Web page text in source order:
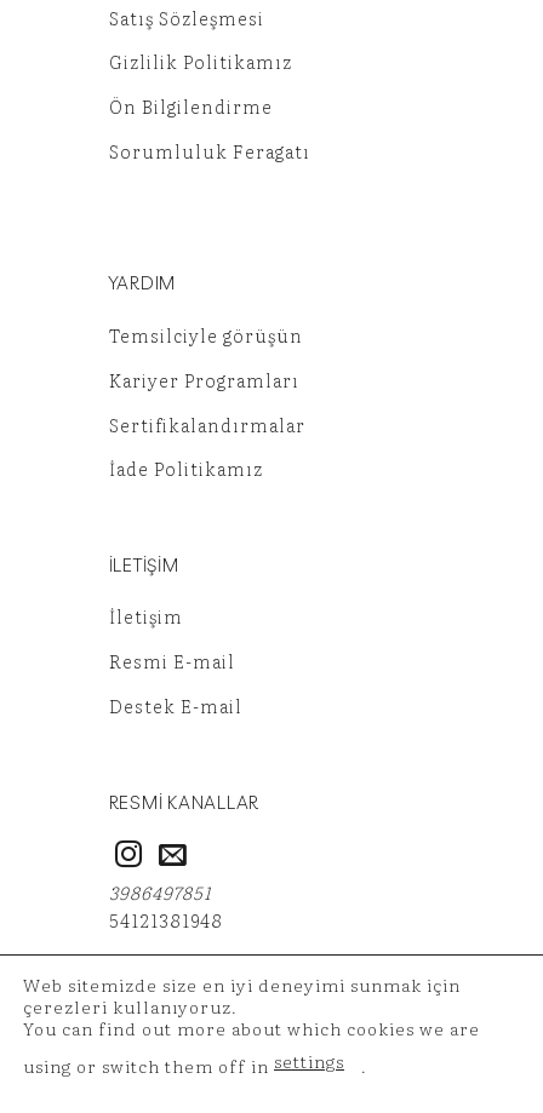
Satış Sözleşmesi
Gizlilik Politikamız
Ön Bilgilendirme
Sorumluluk Feragatı
YARDIM
Temsilciyle görüşün
Kariyer Programları
Sertifikalandırmalar
İade Politikamız
İLETİŞİM
İletişim
Resmi E-mail
Destek E-mail
RESMİ KANALLAR
3986497851
54121381948
Copyright 2026 © TAZ Medya | Alışveriş Verileriniz 256
Bit SSL Sertifikası İle Korunmaktadır.
Web sitemizde size en iyi deneyimi sunmak için
çerezleri kullanıyoruz.
You can find out more about which cookies we are
using or switch them off in settings .